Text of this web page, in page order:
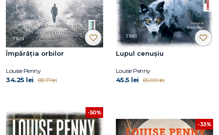
Împărăția orbilor
Louise Penny
34.25 lei 68.71 lei
Lupul cenușiu
Louise Penny
45.5 lei 65.00 lei
-50%
-33%